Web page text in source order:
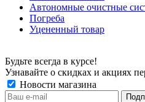
Автономные очистные
Погреба
Уцененный товар
Будьте всегда в курсе!
Узнавайте о скидках и акциях
Новости магазина